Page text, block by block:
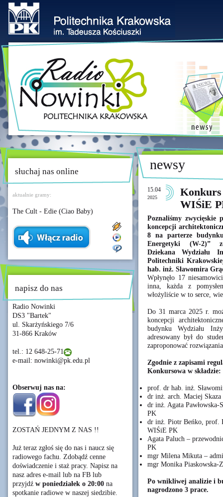
słuchaj nas online
aktualnie gramy:
The Cult - Edie (Ciao Baby)
napisz do nas
Radio Nowinki
DS3 "Bartek"
ul. Skarżyńskiego 7/6
31-866 Kraków
tel.: 12 648-25-71
e-mail: nowinki@pk.edu.pl
Obserwuj nas na:
ZOSTAŃ JEDNYM Z NAS !!
Już teraz zgłoś się do nas i naucz się
radiowego fachu. Zdobądź cenne
doświadczenie i staż pracy. Napisz na
nasz adres e-mail lub na FB lub
przyjdź w poniedziałek o 20:00 na
spotkanie radiowe w naszej siedzibie.
newsy
15.04
2025
WIŚiE
Poznaliśmy zwycięskie
koncepcji
8 na parterze
Energetyki (W-2)”
Dziekana Wydziału
Politechniki
hab. inż. Sławomira
Wpłynęło 17
inna, każda z
włożyliście w to serce,
Do 31 marca 2025 r.
koncepcji
budynku Wydziału
adresowany był do
zaproponować
Zgodnie z zapisami
Konkursowa w składzie:
prof. dr hab. inż.
dr inż. arch. Maciej
dr inż. Agata
PK
dr inż. Piotr Beńko, prof.
WIŚiE PK
Agata Paluch –
PK
mgr Milena Mikuta –
mgr Monika Piaskowska-
Po wnikliwej analizie i
nagrodzono 3 prace.